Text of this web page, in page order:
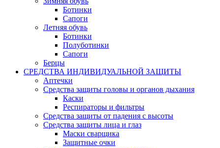
Ботинки
Сапоги
Летняя обувь
Ботинки
Полуботинки
Сапоги
Берцы
СРЕДСТВА ИНДИВИДУАЛЬНОЙ ЗАЩИТЫ
Аптечки
Средства защиты головы и органов дыхания
Каски
Респираторы и фильтры
Средства защиты от падения с высоты
Средства защиты лица и глаз
Маски сварщика
Защитные очки